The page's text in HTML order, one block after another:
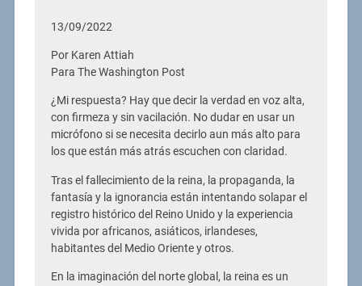
13/09/2022
Por Karen Attiah
Para The Washington Post
¿Mi respuesta? Hay que decir la verdad en voz alta,
con firmeza y sin vacilación. No dudar en usar un
micrófono si se necesita decirlo aun más alto para
los que están más atrás escuchen con claridad.
Tras el fallecimiento de la reina, la propaganda, la
fantasía y la ignorancia están intentando solapar el
registro histórico del Reino Unido y la experiencia
vivida por africanos, asiáticos, irlandeses,
habitantes del Medio Oriente y otros.
En la imaginación del norte global, la reina es un